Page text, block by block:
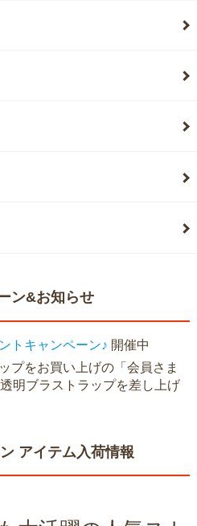
ン&お知らせ
トキャンペーン♪ 開催中
プをお買い上げの「会員さま
明ブラストラップを差し上げ
アイテム入荷情報